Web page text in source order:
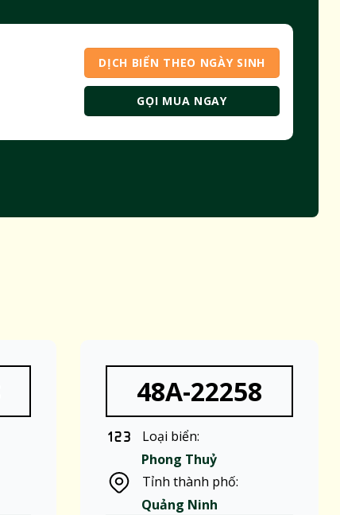
DỊCH BIỂN THEO NGÀY SINH
GỌI MUA NGAY
48A-22258
Loại biển:
Phong Thuỷ
Tỉnh thành phố:
Quảng Ninh